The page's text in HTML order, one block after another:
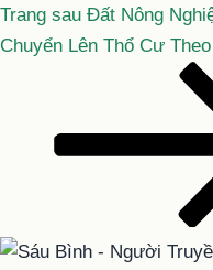
Bài
tiếp
Trang sau Đất Nông
Chuyển Lên Thổ Cư